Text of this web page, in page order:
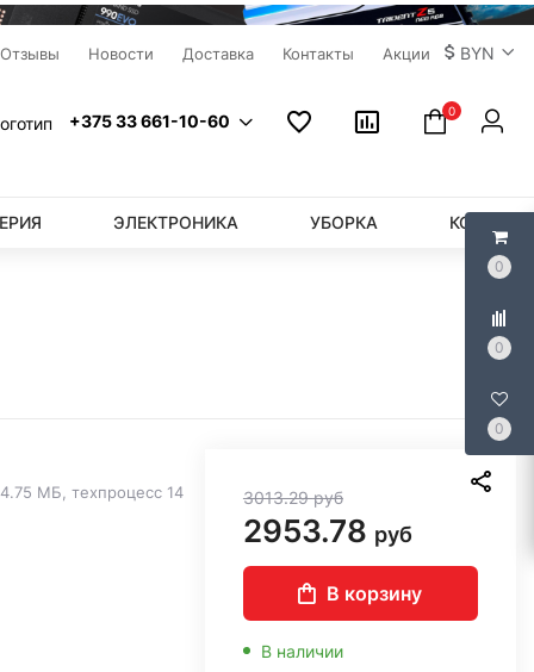
0
0
0
Отзывы Новости Доставка Контакты Акции BYN
+375 33 661-10-60
0
ЭЛЕКТРОНИКА УБОРКА
МБ, техпроцесс 14
3013.29руб
2953.78 руб
В корзину
В наличии